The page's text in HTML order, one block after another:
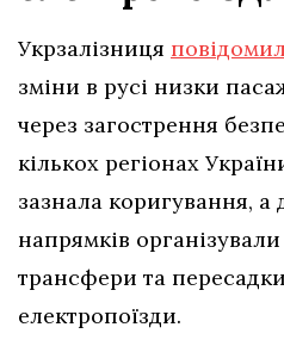
Укрзалізниця
зміни в русі низки
через загострення
кількох регіонах
зазнала коригування, а
напрямків
трансфери та
електропоїзди.